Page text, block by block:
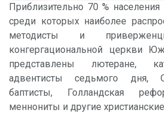
Приблизительно 70 %
среди которых наиболее
методисты и
конгергациональной церкви
представлены лютеране,
адвентисты седьмого дня,
баптисты, Голландская
меннониты и другие